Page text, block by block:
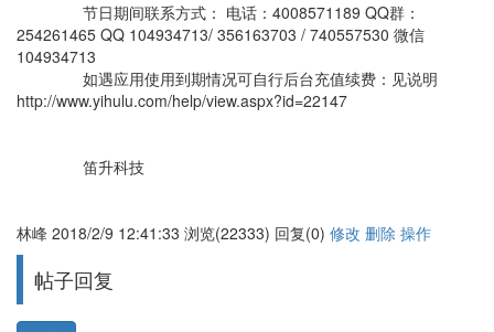
节日期间联系方式： 电话：4008571189 QQ群：
254261465 QQ 104934713/ 356163703 / 740557530 微信
104934713
如遇应用使用到期情况可自行后台充值续费：见说明
http://www.yihulu.com/help/view.aspx?id=22147
笛升科技
林峰 2018/2/9 12:41:33 浏览(22333) 回复(0) 修改 删除 操作
帖子回复